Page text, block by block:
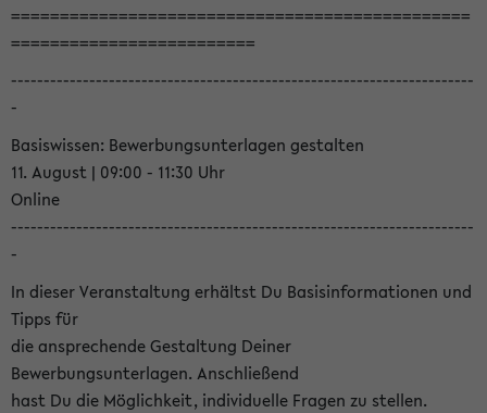
===============================================
=========================
-----------------------------------------------------------------------
-
Basiswissen: Bewerbungsunterlagen gestalten
11. August | 09:00 - 11:30 Uhr
Online
-----------------------------------------------------------------------
-
In dieser Veranstaltung erhältst Du Basisinformationen und
Tipps für
die ansprechende Gestaltung Deiner
Bewerbungsunterlagen. Anschließend
hast Du die Möglichkeit, individuelle Fragen zu stellen.